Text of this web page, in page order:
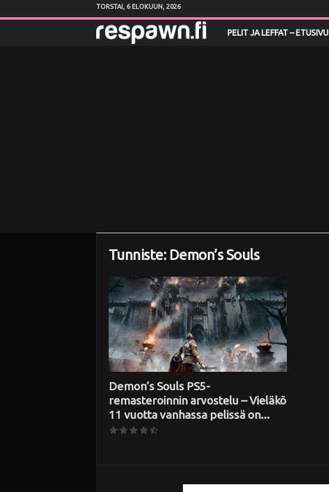
TORSTAI, 6 ELOKUUN, 2026
PELIT JA LEFFAT – ETUSIVU
Tunniste: Demon’s Souls
Demon’s Souls PS5-
remasteroinnin arvostelu – Vieläkö
11 vuotta vanhassa pelissä on...